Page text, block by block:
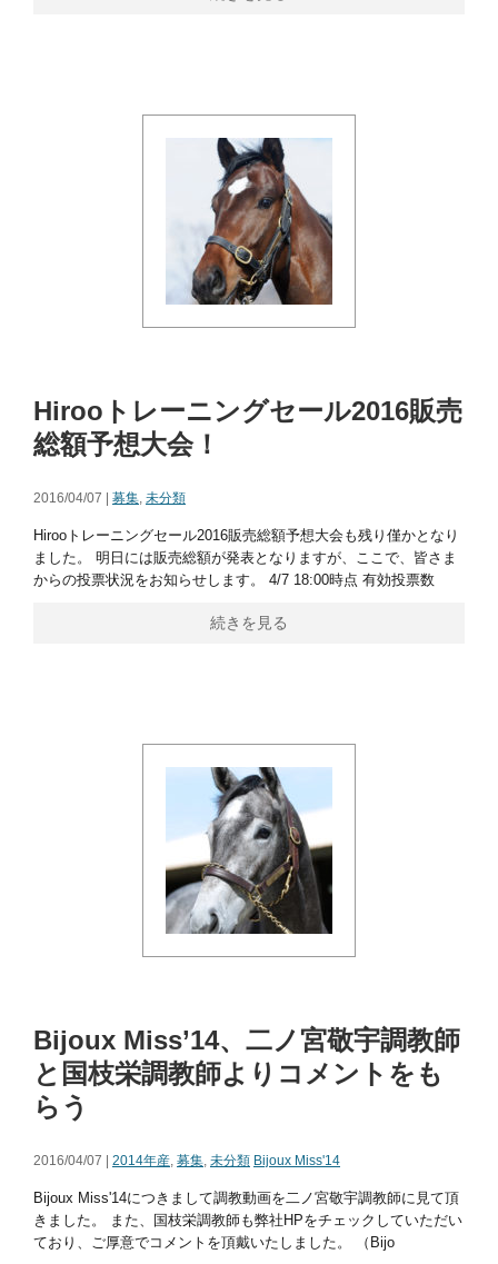
Hirooトレーニングセール2016販売
総額予想大会！
2016/04/07 | 募集 未分類
Hirooトレーニングセール2016販売総額予想大会も残り僅かとなり
ました。 明日には販売総額が発表となりますが、ここで、皆さま
からの投票状況をお知らせします。 4/7 18:00時点 有効投票数
続きを見る
Bijoux Miss’14、二ノ宮敬宇調教師
と国枝栄調教師よりコメントをも
らう
2016/04/07 | 2014年産 募集 未分類 Bijoux Miss'14
Bijoux Miss'14につきまして調教動画を二ノ宮敬宇調教師に見て頂
きました。 また、国枝栄調教師も弊社HPをチェックしていただい
ており、ご厚意でコメントを頂戴いたしました。 （Bijo